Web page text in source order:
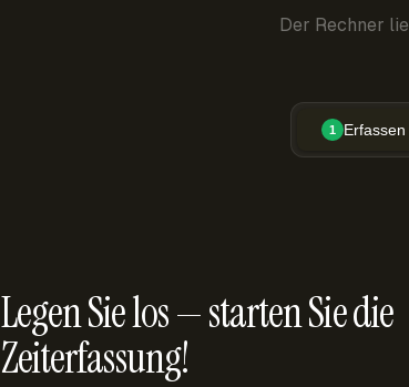
Der Rechner
1 Erfassen
Legen Sie los — starten Sie die
Zeiterfassung!